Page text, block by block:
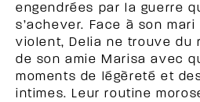
engendrées par la guerre
s’achever. Face à son
violent, Delia ne trouve du
de son amie Marisa avec
moments de légèreté et
intimes. Leur routine